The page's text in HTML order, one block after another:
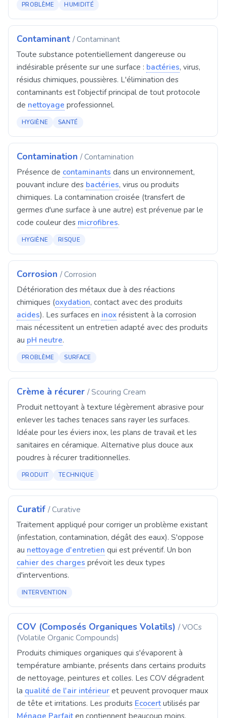
PROBLÈME HUMIDITÉ
Contaminant / Contaminant
Toute substance potentiellement dangereuse ou
indésirable présente sur une surface : bactéries, virus,
résidus chimiques, poussières. L'élimination des
contaminants est l'objectif principal de tout protocole
de nettoyage professionnel.
HYGIÈNE SANTÉ
Contamination / Contamination
Présence de contaminants dans un environnement,
pouvant inclure des bactéries, virus ou produits
chimiques. La contamination croisée (transfert de
germes d'une surface à une autre) est prévenue par le
code couleur des microfibres.
HYGIÈNE RISQUE
Corrosion / Corrosion
Détérioration des métaux due à des réactions
chimiques (oxydation, contact avec des produits
acides). Les surfaces en inox résistent à la corrosion
mais nécessitent un entretien adapté avec des produits
au pH neutre.
PROBLÈME SURFACE
Crème à récurer / Scouring Cream
Produit nettoyant à texture légèrement abrasive pour
enlever les taches tenaces sans rayer les surfaces.
Idéale pour les éviers inox, les plans de travail et les
sanitaires en céramique. Alternative plus douce aux
poudres à récurer traditionnelles.
PRODUIT TECHNIQUE
Curatif / Curative
Traitement appliqué pour corriger un problème existant
(infestation, contamination, dégât des eaux). S'oppose
au nettoyage d'entretien qui est préventif. Un bon
cahier des charges prévoit les deux types
d'interventions.
INTERVENTION
COV (Composés Organiques Volatils) / VOCs
(Volatile Organic Compounds)
Produits chimiques organiques qui s'évaporent à
température ambiante, présents dans certains produits
de nettoyage, peintures et colles. Les COV dégradent
la qualité de l'air intérieur et peuvent provoquer maux
de tête et irritations. Les produits Ecocert utilisés par
Ménage Parfait en contiennent beaucoup moins.